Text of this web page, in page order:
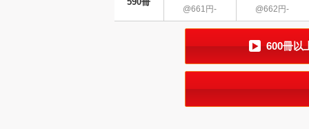
@661円- @662円-
600冊以